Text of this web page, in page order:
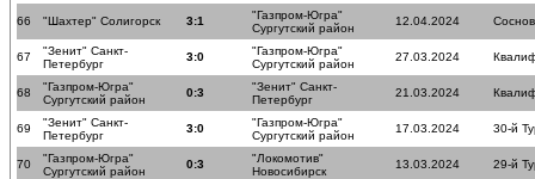
66 "Шахтер" Солигорск 3:1
"Газпром-Югра"
Сургутский район
12.04.2024
67
"Зенит" Санкт-
Петербург
3:0
"Газпром-Югра"
Сургутский район
27.03.2024
68
"Газпром-Югра"
Сургутский район
0:3
"Зенит" Санкт-
Петербург
21.03.2024
69
"Зенит" Санкт-
Петербург
3:0
"Газпром-Югра"
Сургутский район
17.03.2024 30-й
70
"Газпром-Югра"
Сургутский район
0:3
"Локомотив"
Новосибирск
13.03.2024 29-й